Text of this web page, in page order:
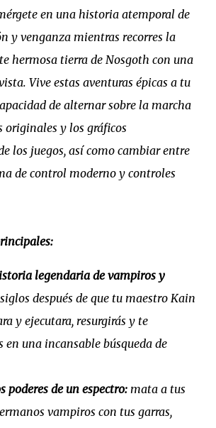
en una historia atemporal de
y venganza mientras recorres la
hermosa tierra de Nosgoth con una
Vive estas aventuras épicas a tu
de alternar sobre la marcha
originales y los gráficos
los juegos, así como cambiar entre
de control moderno y controles
legendaria de vampiros y
siglos después de que tu maestro Kain
y ejecutara, resurgirás y te
en una incansable búsqueda de
poderes de un espectro: mata a tus
vampiros con tus garras,